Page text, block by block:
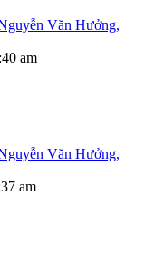
Văn Hưởng,
am
Văn Hưởng,
am